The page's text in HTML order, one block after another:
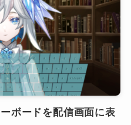
ボードを配信画面に表